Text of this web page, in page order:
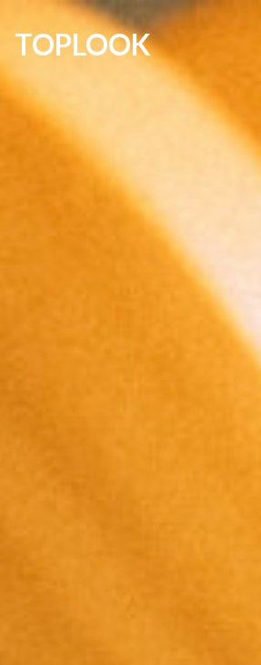
TOPLOOK